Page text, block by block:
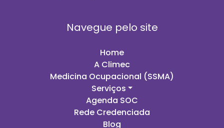
Navegue pelo site
Home
A Climec
Medicina Ocupacional (SSMA)
Serviços
Agenda SOC
Rede Credenciada
Blog